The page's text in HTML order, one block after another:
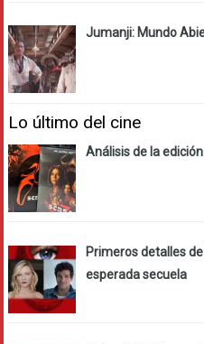
Jumanji: Mundo
Lo último del cine
Análisis de la
Primeros detalles de
esperada secuela